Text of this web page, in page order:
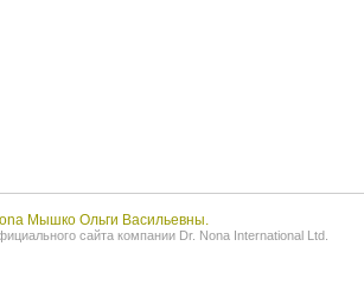
Мышко Ольги Васильевны.
сайта компании Dr. Nona International Ltd.